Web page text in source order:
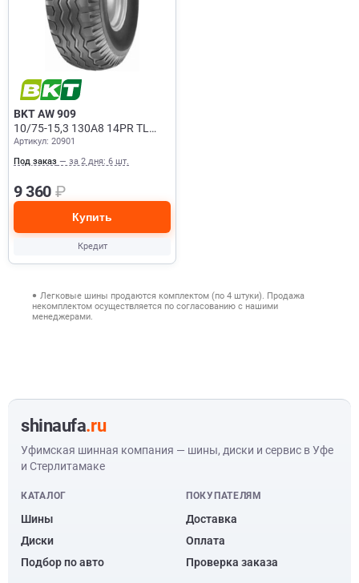
BKT AW 909
10/75-15,3 130A8 14PR TL
Сельхоз
Артикул: 20901
Под заказ — за 2 дня: 6 шт.
9 360 ₽
Купить
Кредит
Легковые шины продаются комплектом (по 4 штуки). Продажа
некомплектом осуществляется по согласованию с нашими
менеджерами.
shinaufa.ru
Уфимская шинная компания — шины, диски и сервис в Уфе
и Стерлитамаке
КАТАЛОГ
Шины
Диски
Подбор по авто
ПОКУПАТЕЛЯМ
Доставка
Оплата
Проверка заказа